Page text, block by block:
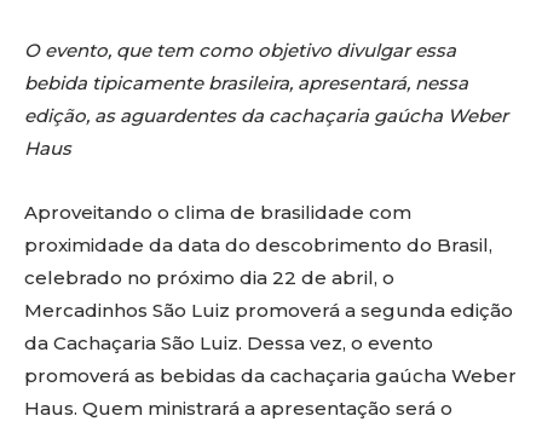
O evento, que tem como objetivo divulgar essa
bebida tipicamente brasileira, apresentará, nessa
edição, as aguardentes da cachaçaria gaúcha Weber
Haus
Aproveitando o clima de brasilidade com
proximidade da data do descobrimento do Brasil,
celebrado no próximo dia 22 de abril, o
Mercadinhos São Luiz promoverá a segunda edição
da Cachaçaria São Luiz. Dessa vez, o evento
promoverá as bebidas da cachaçaria gaúcha Weber
Haus. Quem ministrará a apresentação será o